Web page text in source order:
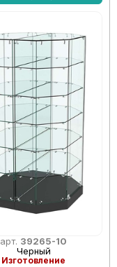
арт. 39265-10
Черный
Изготовление